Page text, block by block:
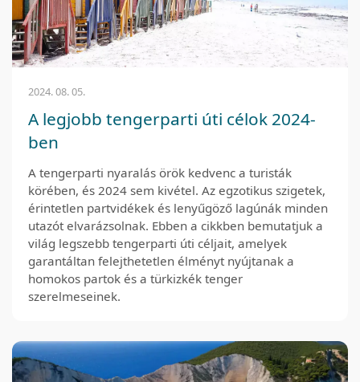
2024. 08. 05.
A legjobb tengerparti úti célok 2024-
ben
A tengerparti nyaralás örök kedvenc a turisták
körében, és 2024 sem kivétel. Az egzotikus szigetek,
érintetlen partvidékek és lenyűgöző lagúnák minden
utazót elvarázsolnak. Ebben a cikkben bemutatjuk a
világ legszebb tengerparti úti céljait, amelyek
garantáltan felejthetetlen élményt nyújtanak a
homokos partok és a türkizkék tenger
szerelmeseinek.